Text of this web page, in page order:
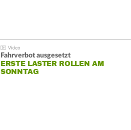
Fahrverbot ausgesetzt
ERSTE LASTER ROLLEN AM
SONNTAG